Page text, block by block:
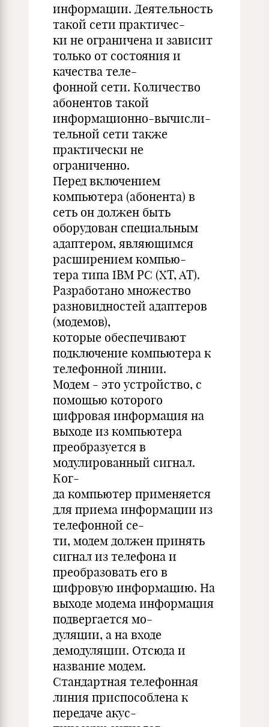
информации. Деятельность
такой сети практичес-
ки не ограничена и зависит
только от состояния и
качества теле-
фонной сети. Количество
абонентов такой
информационно-вычисли-
тельной сети также
практически не
ограниченно.
Перед включением
компьютера (абонента) в
сеть он должен быть
оборудован специальным
адаптером, являющимся
расширением компью-
тера типа IBM PC (XT, AT).
Разработано множество
разновидностей адаптеров
(модемов),
которые обеспечивают
подключение компьютера к
телефонной линии.
Модем - это устройство, с
помощью которого
цифровая информация на
выходе из компьютера
преобразуется в
модулированный сигнал.
Ког-
да компьютер применяется
для приема информации из
телефонной се-
ти, модем должен принять
сигнал из телефона и
преобразовать его в
цифровую информацию. На
выходе модема информация
подвергается мо-
дуляции, а на входе
демодуляции. Отсюда и
название модем.
Стандартная телефонная
линия приспособлена к
передаче акус-